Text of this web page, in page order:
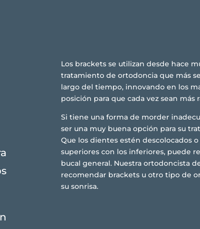
Los brackets se utilizan desde hace
tratamiento de ortodoncia que más
largo del tiempo, innovando en los
posición para que cada vez sean más
Si tiene una forma de morder
ser una muy buena opción para su
Que los dientes estén descolocados
superiores con los inferiores, puede
bucal general. Nuestra ortodoncista
recomendar brackets u otro tipo de
su sonrisa.